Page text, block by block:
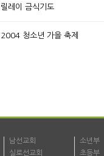
릴레이 금식기도
2004 청소년 가을 축제
남선교회
실로선교회
소년부
초등부